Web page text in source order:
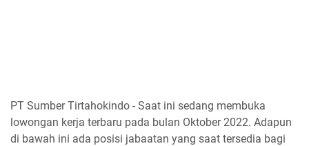
PT Sumber Tirtahokindo - Saat ini sedang membuka
lowongan kerja terbaru pada bulan Oktober 2022. Adapun
di bawah ini ada posisi jabaatan yang saat tersedia bagi